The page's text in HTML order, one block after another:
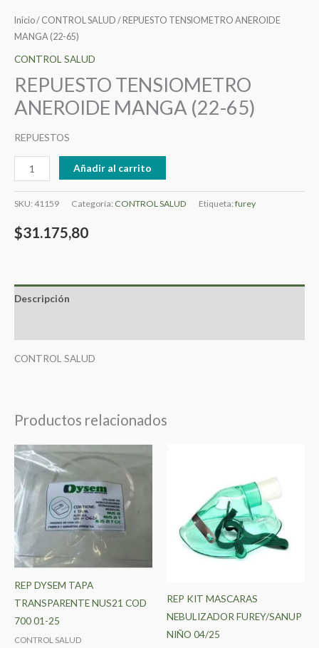
Inicio/ CONTROL SALUD / REPUESTO TENSIOMETRO ANEROIDE
MANGA (22-65)
CONTROL SALUD
REPUESTO TENSIOMETRO
ANEROIDE MANGA (22-65)
REPUESTOS
Añadir al carrito
SKU: 41159 Categoría: CONTROL SALUD Etiqueta: furey
$31.175,80
Descripción
CONTROL SALUD
Productos relacionados
REP DYSEM TAPA
TRANSPARENTE NUS21 COD
700 01-25
CONTROL SALUD
REP KIT MASCARAS
NEBULIZADOR FUREY/SANUP
NIÑO 04/25